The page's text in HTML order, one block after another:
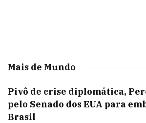
Mais de Mundo
Pivô de crise diplomática,
pelo Senado dos EUA para
Brasil